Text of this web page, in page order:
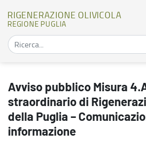
RIGENERAZIONE OLIVICOLA
REGIONE PUGLIA
Avviso pubblico Misura
straordinario di
della Puglia –
informazione